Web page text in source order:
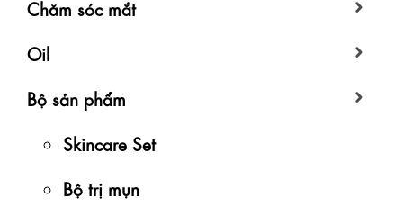
Chăm sóc mắt
Oil
Bộ sản phẩm
Skincare Set
Bộ trị mụn